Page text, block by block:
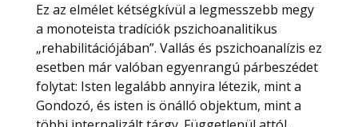
Ez az elmélet kétségkívül a legmesszebb megy
a monoteista tradíciók pszichoanalitikus
„rehabilitációjában”. Vallás és pszichoanalízis ez
esetben már valóban egyenrangú párbeszédet
folytat: Isten legalább annyira létezik, mint a
Gondozó, és isten is önálló objektum, mint a